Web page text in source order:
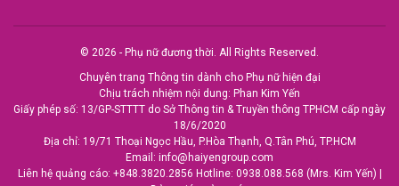
© 2026 - Phụ nữ đương thời. All Rights Reserved.
Chuyên trang Thông tin dành cho Phụ nữ hiện đại
Chịu trách nhiệm nội dung: Phan Kim Yến
Giấy phép số: 13/GP-STTTT do Sở Thông tin & Truyền thông TPHCM cấp ngày
18/6/2020
Địa chỉ: 19/71 Thoại Ngọc Hầu, P.Hòa Thạnh, Q.Tân Phú, TP.HCM
Email: info@haiyengroup.com
Liên hệ quảng cáo: +848.3820.2856 Hotline: 0938.088.568 (Mrs. Kim Yến) |